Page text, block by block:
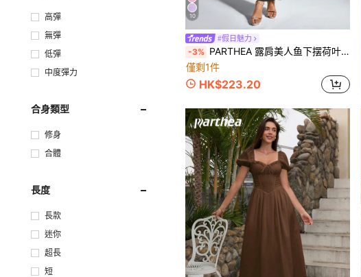
高彈
無彈
低彈
中度彈力
合身類型
修身
合體
長度
長款
迷你
超長
短
10
#假日魅力
-3% PARTHEA 露肩美人鱼下摆荷叶边修身黑色优雅夏季派对长裙
僅剩1件
HK$223.20